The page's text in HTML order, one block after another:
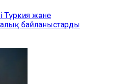
Түркия және
байланыстарды